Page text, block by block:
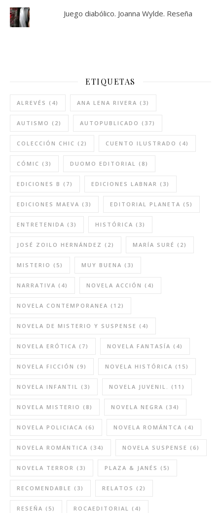
Juego diabólico. Joanna Wylde. Reseña
ETIQUETAS
ALREVÉS (4) ANA LENA RIVERA (3)
AUTISMO (2) AUTOPUBLICADO (37)
COLECCIÓN CHIC (2) CUENTO ILUSTRADO (4)
CÓMIC (3) DUOMO EDITORIAL (8)
EDICIONES B (7) EDICIONES LABNAR (3)
EDICIONES MAEVA (3) EDITORIAL PLANETA (5)
ENTRETENIDA (3) HISTÓRICA (3)
JOSÉ ZOILO HERNÁNDEZ (2) MARÍA SURÉ (2)
MISTERIO (5) MUY BUENA (3)
NARRATIVA (4) NOVELA ACCIÓN (4)
NOVELA CONTEMPORANEA (12)
NOVELA DE MISTERIO Y SUSPENSE (4)
NOVELA ERÓTICA (7) NOVELA FANTASÍA (4)
NOVELA FICCIÓN (9) NOVELA HISTÓRICA (15)
NOVELA INFANTIL (3) NOVELA JUVENIL. (11)
NOVELA MISTERIO (8) NOVELA NEGRA (34)
NOVELA POLICIACA (6) NOVELA ROMÁNTCA (4)
NOVELA ROMÁNTICA (34) NOVELA SUSPENSE (6)
NOVELA TERROR (3) PLAZA & JANÉS (5)
RECOMENDABLE (3) RELATOS (2)
RESEÑA (5) ROCAEDITORIAL (4)